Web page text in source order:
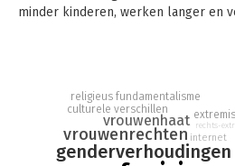
minder kinderen, werken langer en
Volgens Abram de Swaan leidt deze
mannelijke overheersing tot
spanningen, die te herleiden zijn tot
mannelijk eergevoel: een
genderverhoudingen
vrouwenrechten
vrouwenhaat
culturele verschillen
religieus fundamentalisme
internet
rechts-